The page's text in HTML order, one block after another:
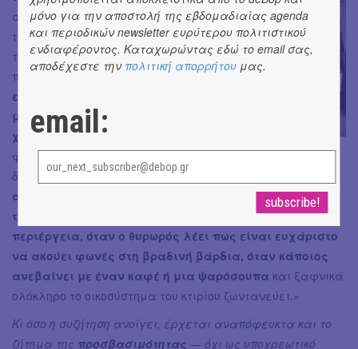
ανοίκειο —αυτός ο διπλός
της χαρακτήρας μοιάζει με
τον ίδιο τον διχασμό της
πόλης.Θέλαμε, λοιπόν, ο
επισκέπτης να αντικρίσει
μια εκδοχή του “τρίτου
χώρου”που δεν είχε
φανταστεί, να χαθεί στις
διαφορετικές του διαστάσεις. Και
αληθινός δείκτης επιτυχίας είναι όταν οι άνθρωποι
των διπλανών γραφείων κοντοστέκονται από
περιέργεια, όταν ο θυρωρός λέει πως είναι ευχάριστο
να ακούει φωνές στη βραδινή βάρδια, όταν κάποιος
ανεβαίνει με έναν καφέ ή μια ψαρόσουπα και ξαφνικά
ολόκληρο το οικοσύστημα του κτιρίου ζωντανεύει.»
Κι όσο η συζήτηση ανοίγει, έρχεται αναπόφευκτα και το
ζήτημα της προσβασιμότητας — όχι ως υποχρεωτικό
μόνο για την αποστολή της εβδομαδιαίας agenda
και περιοδικών newsletter ευρύτερου πολιτιστικού
ενδιαφέροντος. Καταχωρώντας εδώ το email σας,
αποδέχεστε την πολιτική απορρήτου μας.
email: